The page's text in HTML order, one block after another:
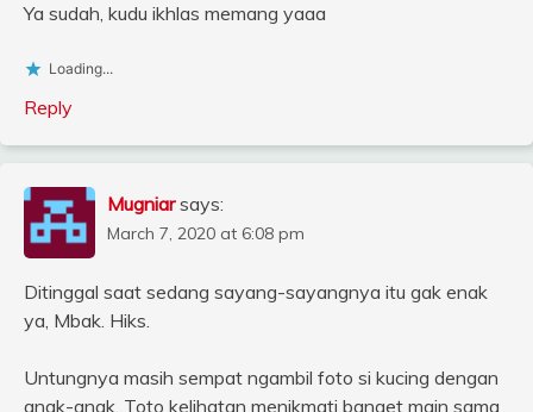
Ya sudah, kudu ikhlas memang yaaa
Loading...
Reply
Mugniar says:
March 7, 2020 at 6:08 pm
Ditinggal saat sedang sayang-sayangnya itu gak enak
ya, Mbak. Hiks.
Untungnya masih sempat ngambil foto si kucing dengan
anak-anak. Toto kelihatan menikmati banget main sama